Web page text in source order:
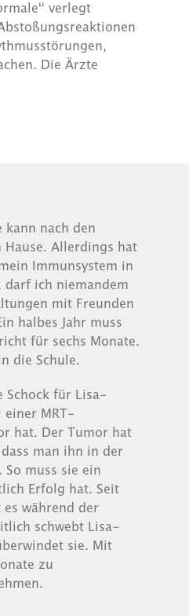
verlegt
Die Ärzte
nach den
Hause. Allerdings hat
Immunsystem in
darf ich niemandem
mit Freunden
halbes Jahr muss
für sechs Monate.
die Schule.
Schock für Lisa-
einer MRT-
hat. Der Tumor hat
man ihn in der
muss sie ein
Erfolg hat. Seit
während der
schwebt Lisa-
sie. Mit
zu